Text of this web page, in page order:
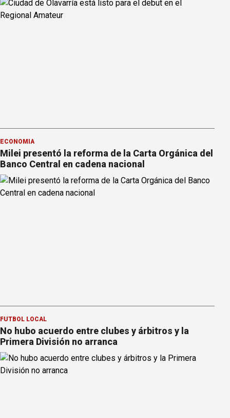
ECONOMÍA
Milei presentó la reforma de la Carta Orgánica del
Banco Central en cadena nacional
FÚTBOL LOCAL
No hubo acuerdo entre clubes y árbitros y la
Primera División no arranca